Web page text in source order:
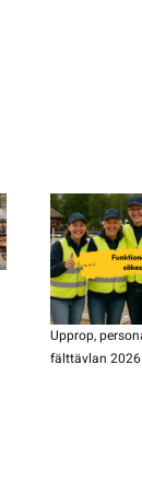
Upprop,
fälttävlan 2026